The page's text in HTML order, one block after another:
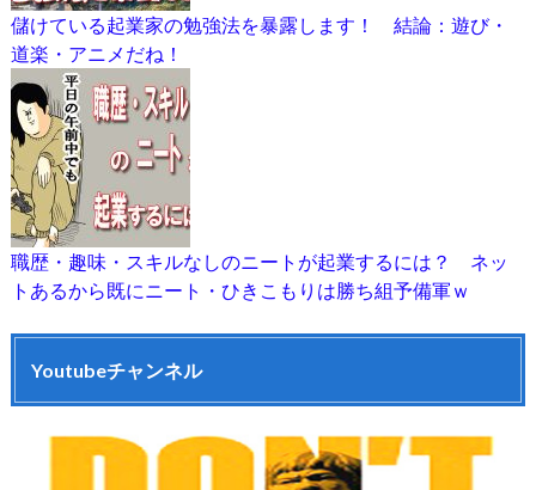
儲けている起業家の勉強法を暴露します！ 結論：遊び・
道楽・アニメだね！
職歴・趣味・スキルなしのニートが起業するには？ ネッ
トあるから既にニート・ひきこもりは勝ち組予備軍ｗ
Youtubeチャンネル